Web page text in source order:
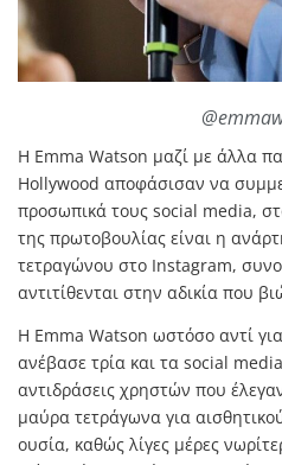
Η Emma Watson μαζί με άλλα
Hollywood αποφάσισαν να
προσωπικά τους social media,
της πρωτοβουλίας είναι η
τετραγώνου στο Instagram,
αντιτίθενται στην αδικία που
Η Emma Watson ωστόσο αντί
ανέβασε τρία και τα social
αντιδράσεις χρηστών που
μαύρα τετράγωνα για
ουσία, καθώς λίγες μέρες